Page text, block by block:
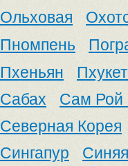
Ольховая
Пномпень
Пхеньян
Пхукет
Сабах Сам Рой
Северная Корея
Сингапур
Синяя